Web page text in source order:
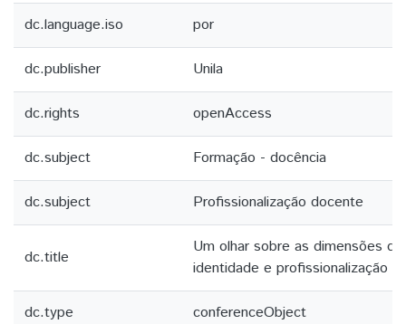
dc.language.iso por
dc.publisher Unila
dc.rights openAccess
dc.subject Formação - docência
dc.subject Profissionalização docente
dc.title
Um olhar sobre as dimensões
identidade e profissionalização
dc.type conferenceObject